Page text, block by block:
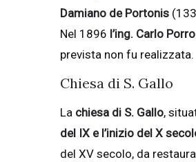
Damiano de Portonis
Nel 1896 l’ing. Carlo Porro
prevista non fu realizzata.
Chiesa di S. Gallo
La chiesa di S. Gallo,
del IX e l’inizio del X
del XV secolo, da